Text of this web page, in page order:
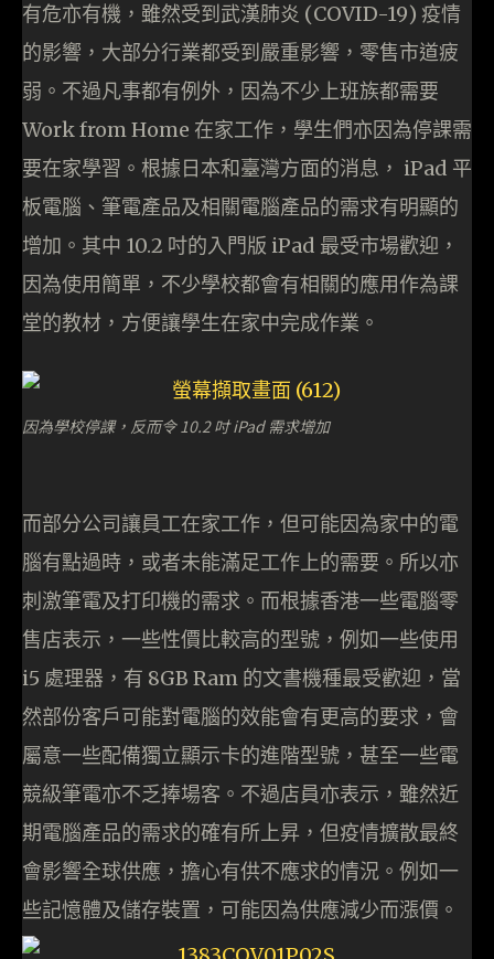
有危亦有機，雖然受到武漢肺炎 (COVID-19) 疫情
的影響，大部分行業都受到嚴重影響，零售市道疲
弱。不過凡事都有例外，因為不少上班族都需要
Work from Home 在家工作，學生們亦因為停課需
要在家學習。根據日本和臺灣方面的消息， iPad 平
板電腦、筆電產品及相關電腦產品的需求有明顯的
增加。其中 10.2 吋的入門版 iPad 最受市場歡迎，
因為使用簡單，不少學校都會有相關的應用作為課
堂的教材，方便讓學生在家中完成作業。
因為學校停課，反而令 10.2 吋 iPad 需求增加
而部分公司讓員工在家工作，但可能因為家中的電
腦有點過時，或者未能滿足工作上的需要。所以亦
刺激筆電及打印機的需求。而根據香港一些電腦零
售店表示，一些性價比較高的型號，例如一些使用
i5 處理器，有 8GB Ram 的文書機種最受歡迎，當
然部份客戶可能對電腦的效能會有更高的要求，會
屬意一些配備獨立顯示卡的進階型號，甚至一些電
競級筆電亦不乏捧場客。不過店員亦表示，雖然近
期電腦產品的需求的確有所上昇，但疫情擴散最終
會影響全球供應，擔心有供不應求的情況。例如一
些記憶體及儲存裝置，可能因為供應減少而漲價。